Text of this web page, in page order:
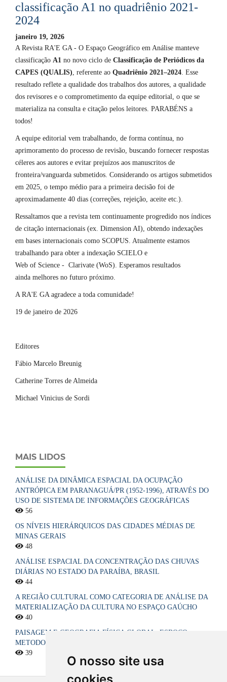
O nosso site usa
classificação A1 no quadriênio 2021-
2024
janeiro 19, 2026
A Revista RA'E GA - O Espaço Geográfico em Análise manteve
classificação A1 no novo ciclo de Classificação de Periódicos da
CAPES (QUALIS) , referente ao Quadriênio 2021–2024 . Esse
resultado reflete a qualidade dos trabalhos dos autores, a qualidade
dos revisores e o comprometimento da equipe editorial, o que se
materializa na consulta e citação pelos leitores. PARABÉNS a
todos!
A equipe editorial vem trabalhando, de forma contínua, no
aprimoramento do processo de revisão, buscando fornecer respostas
céleres aos autores e evitar prejuízos aos manuscritos de
fronteira/vanguarda submetidos. Considerando os artigos submetidos
em 2025, o tempo médio para a primeira decisão foi de
aproximadamente 40 dias (correções, rejeição, aceite etc.).
Ressaltamos que a revista tem continuamente progredido nos índices
de citação internacionais (ex. Dimension AI), obtendo indexações
em bases internacionais como SCOPUS. Atualmente estamos
trabalhando para obter a indexação SCIELO e
Web of Science - Clarivate (WoS). Esperamos resultados
ainda melhores no futuro próximo.
A RA'E GA agradece a toda comunidade!
19 de janeiro de 2026
Editores
Fábio Marcelo Breunig
Catherine Torres de Almeida
Michael Vinicius de Sordi
MAIS LIDOS
ANÁLISE DA DINÂMICA ESPACIAL DA OCUPAÇÃO
ANTRÓPICA EM PARANAGUÁ/PR (1952-1996), ATRAVÉS DO
USO DE SISTEMA DE INFORMAÇÕES GEOGRÁFICAS
56
OS NÍVEIS HIERÁRQUICOS DAS CIDADES MÉDIAS DE
MINAS GERAIS
48
ANÁLISE ESPACIAL DA CONCENTRAÇÃO DAS CHUVAS
DIÁRIAS NO ESTADO DA PARAÍBA, BRASIL
44
A REGIÃO CULTURAL COMO CATEGORIA DE ANÁLISE DA
MATERIALIZAÇÃO DA CULTURA NO ESPAÇO GAÚCHO
40
PAISAGEM E GEOGRAFIA FÍSICA GLOBAL. ESBOÇO
METODOLÓGICO
39